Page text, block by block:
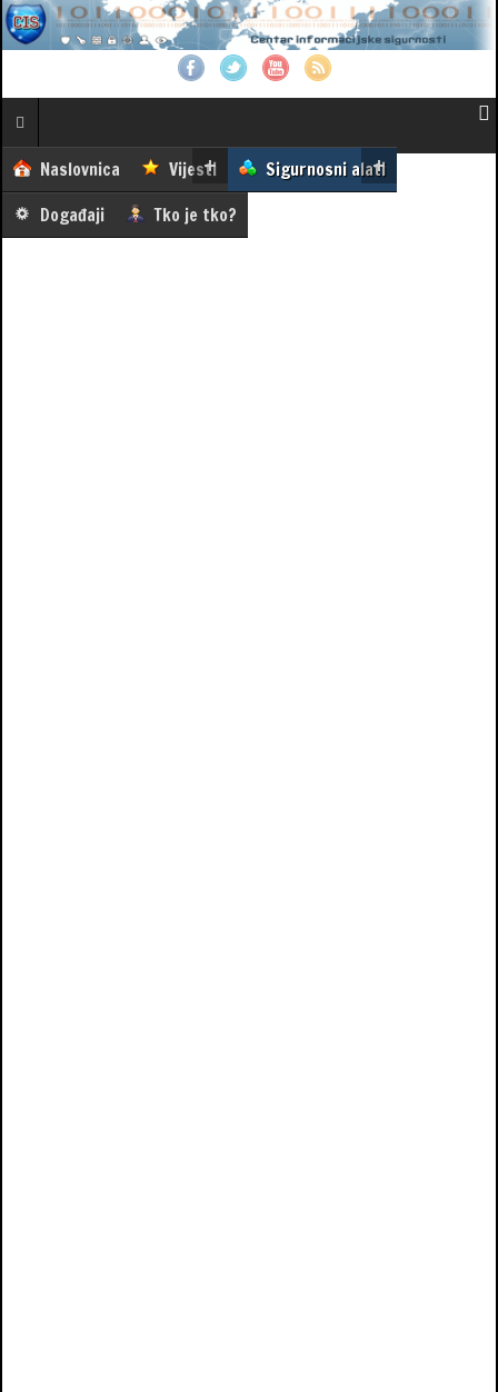
Naslovnica Vijesti
Sigurnosni alati
Događaji
Tko je tko?